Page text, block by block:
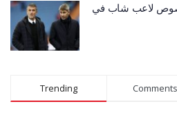
لاعب شاب في
Trending Comments